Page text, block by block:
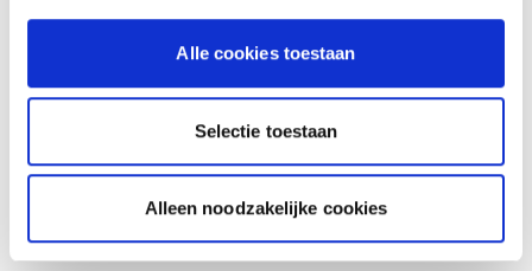
Alle cookies toestaan
Selectie toestaan
Alleen noodzakelijke cookies